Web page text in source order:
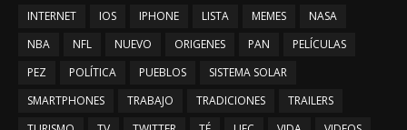
INTERNET
IOS IPHONE LISTA MEMES
NASA
NBA
NFL NUEVO ORIGENES PAN
PELÍCULAS
PEZ
POLÍTICA PUEBLOS
SISTEMA SOLAR
SMARTPHONES
TRABAJO TRADICIONES
TRAILERS